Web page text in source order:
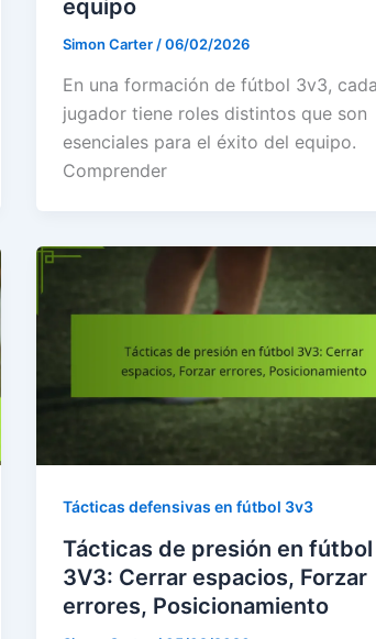
equipo
Simon Carter /06/02/2026
En una formación de fútbol 3v3, cada
jugador tiene roles distintos que son
esenciales para el éxito del equipo.
Comprender
Tácticas defensivas en fútbol 3v3
Tácticas de presión en fútbol
3V3: Cerrar espacios, Forzar
errores, Posicionamiento